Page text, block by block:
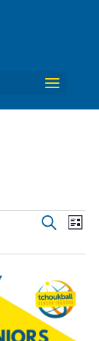
vues
Recherche
de
Liste